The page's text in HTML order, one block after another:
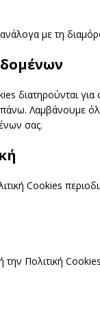
με τη
για
Λαμβάνουμε
σας.
Cookies
Πολιτική